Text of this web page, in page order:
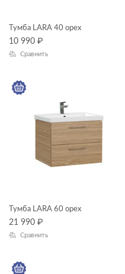
LARA
Тумба LARA 40 орех
10 990 ₽
Сравнить
Тумба LARA 60 орех
21 990 ₽
Сравнить